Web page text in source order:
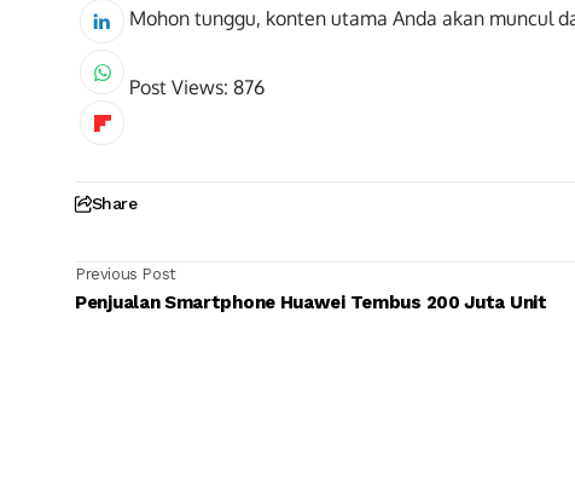
Mohon tunggu, konten utama Anda akan muncul
Post Views: 876
Share
Previous Post
Penjualan Smartphone Huawei Tembus 200 Juta Unit